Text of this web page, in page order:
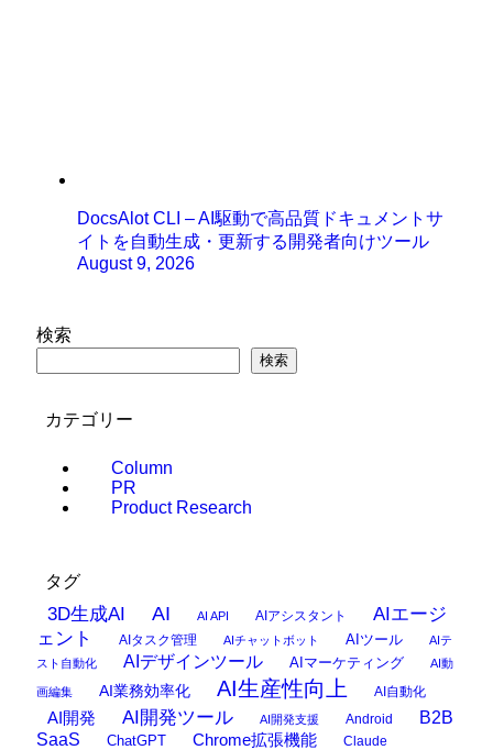
DocsAlot CLI – AI駆動で高品質ドキュメントサ
イトを自動生成・更新する開発者向けツール
August 9, 2026
検索
検索
カテゴリー
Column
PR
Product Research
タグ
3D生成AI AI AI API AIアシスタント
AIエージ
ェント
AIタスク管理 AIチャットボット AIツール
AIテ
スト自動化
AIデザインツール AIマーケティング AI動
画編集 AI業務効率化 AI生産性向上 AI自動化
AI開発 AI開発ツール AI開発支援 Android
B2B
SaaS
ChatGPT Chrome拡張機能 Claude